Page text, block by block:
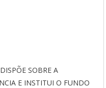
SOBRE A
E INSTITUI O FUNDO